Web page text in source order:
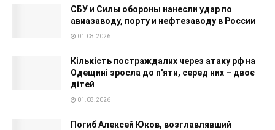
СБУ и Силы обороны нанесли удар по
авиазаводу, порту и нефтезаводу в России
01.08.2026
Кількість постраждалих через атаку рф на
Одещині зросла до п'яти, серед них – двоє
дітей
01.08.2026
Погиб Алексей Юков, возглавлявший